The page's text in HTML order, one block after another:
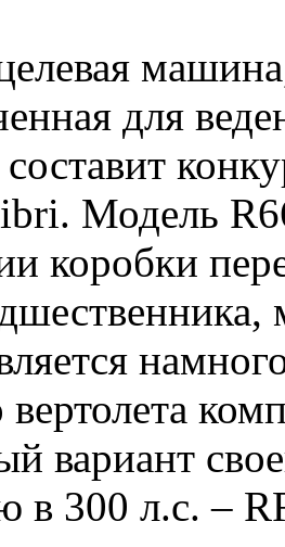
для
составит
Модель
коробки
вертолета
вариант
в 300 л.с. –